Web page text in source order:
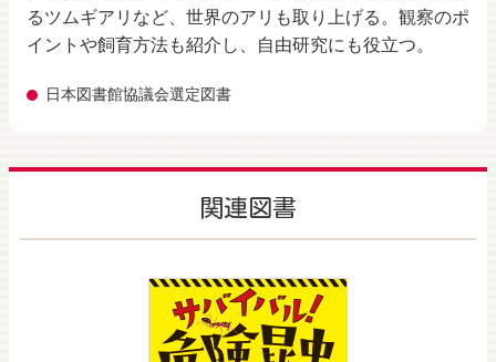
るツムギアリなど、世界のアリも取り上げる。観察のポ
イントや飼育方法も紹介し、自由研究にも役立つ。
日本図書館協議会選定図書
関連図書